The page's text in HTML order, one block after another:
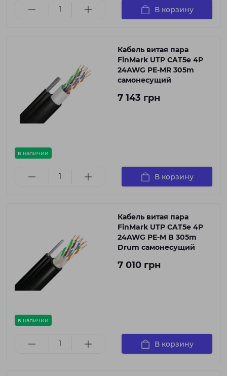
В корзину
в наличии
Кабель витая пара
FinMark UTP CAT5e 4P
24AWG PE-MR 305m
самонесущий
7 143 грн
В корзину
в наличии
Кабель витая пара
FinMark UTP CAT5e 4P
24AWG PE-M B 305m
Drum самонесущий
7 010 грн
В корзину